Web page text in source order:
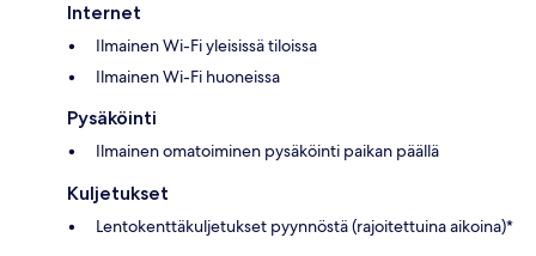
Internet
Ilmainen Wi-Fi yleisissä tiloissa
Ilmainen Wi-Fi huoneissa
Pysäköinti
Ilmainen omatoiminen pysäköinti paikan päällä
Kuljetukset
Lentokenttäkuljetukset pyynnöstä (rajoitettuina aikoina)*